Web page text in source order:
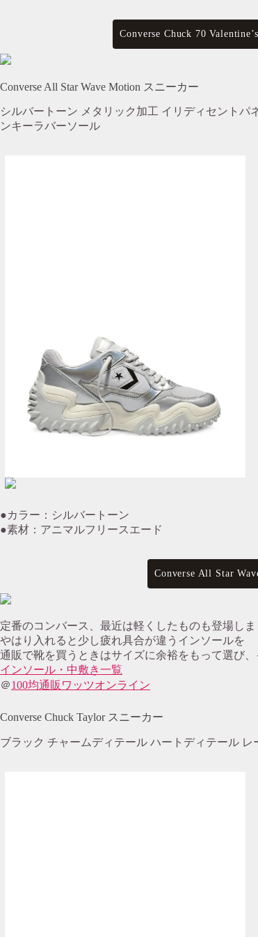
Converse Chuck 70
Converse All Star Wave Motion スニーカー
シルバートーン メタリック加工 イリディセント
ンキーラバーソール
●カラー：シルバートーン
●素材：アニマルフリースエード
Converse All Star
定番のコンバース、最近は軽くしたものも登場し
やはり入れると少し疲れ具合が違うインソールを
通販で靴を買うときはサイズに余裕をもって選び
インソール・中敷き一覧
＠100均通販ワッツオンライン
Converse Chuck Taylor スニーカー
ブラック チャームディテール ハートディテール